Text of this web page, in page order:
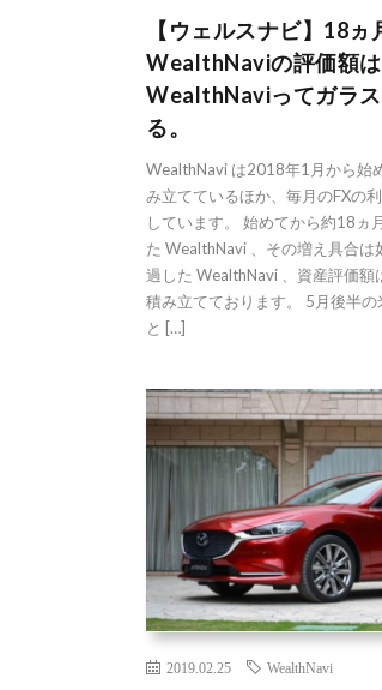
【ウェルスナビ】18ヵ
WealthNaviの評価額は
WealthNaviってガラ
る。
WealthNavi は2018年1月から始
み立てているほか、毎月のFXの
しています。 始めてから約18ヵ
た WealthNavi 、その増え具合
過した WealthNavi 、資産評価額
積み立てております。 5月後半
と […]
2019.02.25 WealthNavi